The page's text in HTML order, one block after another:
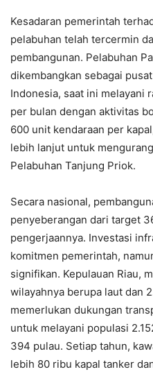
Kesadaran pemerintah
pelabuhan telah tercermin
pembangunan. Pelabuhan
dikembangkan sebagai
Indonesia, saat ini melayani
per bulan dengan aktivitas
600 unit kendaraan per
lebih lanjut untuk
Pelabuhan Tanjung Priok.
Secara nasional,
penyeberangan dari target
pengerjaannya. Investasi
komitmen pemerintah,
signifikan. Kepulauan Riau,
wilayahnya berupa laut dan
memerlukan dukungan
untuk melayani populasi
394 pulau. Setiap tahun,
lebih 80 ribu kapal tanker